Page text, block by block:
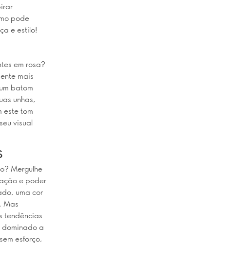
pode
e estilo!
em rosa?
mais
batom
unhas,
este tom
visual
Mergulhe
e poder
uma cor
Mas
tendências
dominado a
esforço,